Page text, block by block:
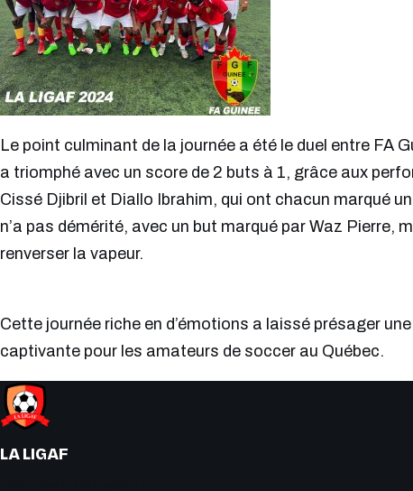
Le point culminant de la journée a été le duel entre FA
a triomphé avec un score de 2 buts à 1, grâce aux
Cissé Djibril et Diallo Ibrahim, qui ont chacun marqué
n’a pas démérité, avec un but marqué par Waz Pierre,
renverser la vapeur.
Cette journée riche en d’émotions a laissé présager
captivante pour les amateurs de soccer au Québec.
LA LIGAF